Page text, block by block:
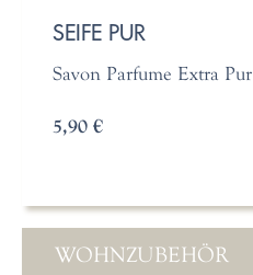
SEIFE PUR
Savon Parfume Extra Pur
5,90 €
WOHNZUBEHÖR